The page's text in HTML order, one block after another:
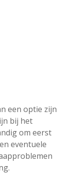
een optie zijn
bij het
om eerst
eventuele